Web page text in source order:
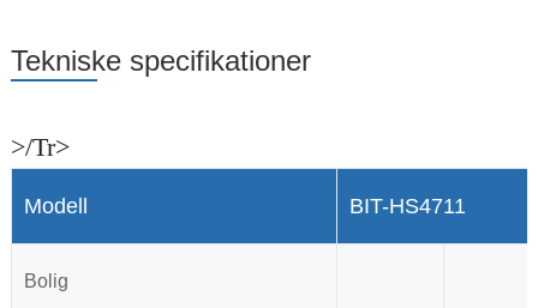
Tekniske specifikationer
>/Tr>
Modell BIT-HS4711
Bolig